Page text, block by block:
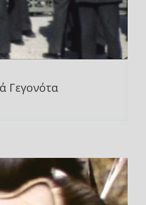
Γεγονότα